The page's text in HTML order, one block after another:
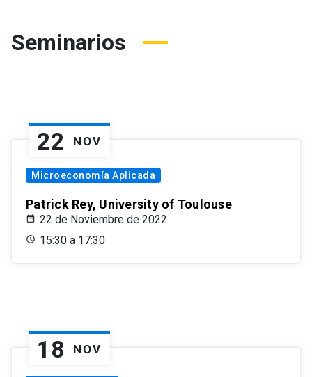
Seminarios
22 NOV
Microeconomía Aplicada
Patrick Rey, University of Toulouse
22 de Noviembre de 2022
15:30 a 17:30
18 NOV